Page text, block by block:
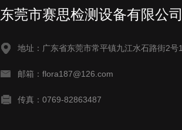
东莞市赛思检测设备有限公司
地址：广东省东莞市常平镇九江水石路街2号
邮箱：flora187@126.com
传真：0769-82863487